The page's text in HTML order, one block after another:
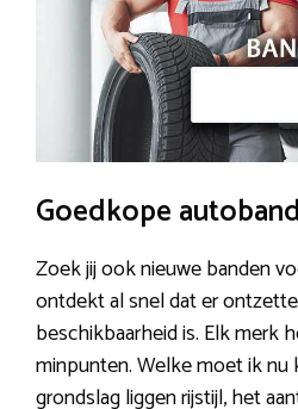
Goedkope
Zoek jij ook nieuwe banden
ontdekt al snel dat er
beschikbaarheid is. Elk merk
minpunten. Welke moet ik nu
grondslag liggen rijstijl, het